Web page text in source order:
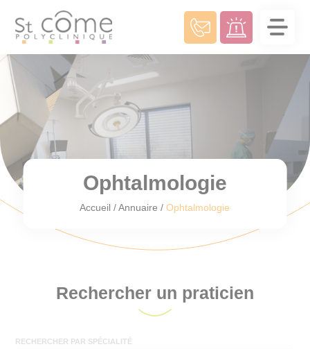
Ophtalmologie
Accueil /Annuaire /Ophtalmologie
Rechercher un praticien
RECHERCHER PAR SPÉCIALITÉ